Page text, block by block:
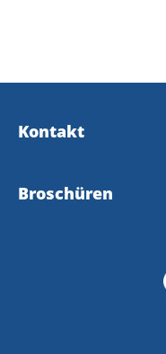
Kontakt
Kontakt & Öffnungszeiten
Broschüren